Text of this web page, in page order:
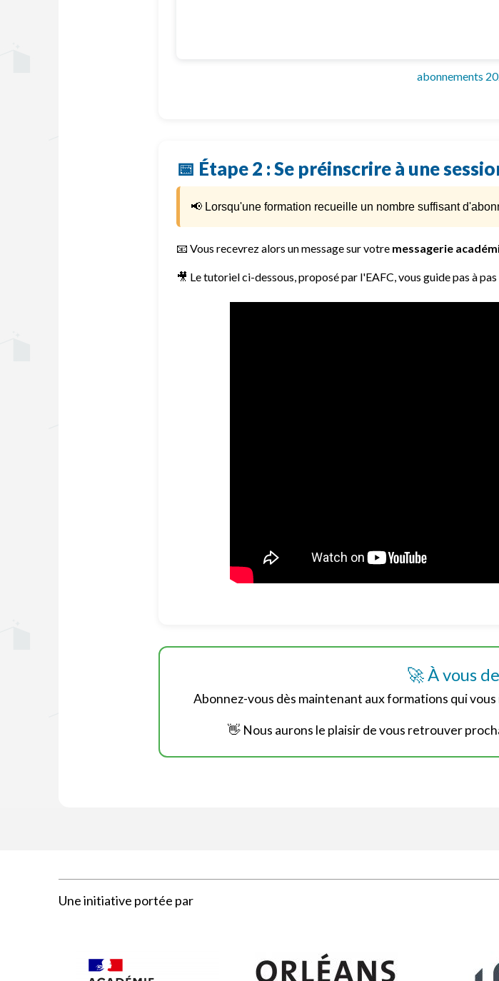
abonnements
📅 Étape 2 : Se préinscrire à une
📢 Lorsqu'une formation recueille un nombre suffisant
📧 Vous recevrez alors un message sur votre messagerie
🎥 Le tutoriel ci-dessous, proposé par l'EAFC, vous guide pas à
🚀 À vous
Abonnez-vous dès maintenant aux formations qui
👋 Nous aurons le plaisir de vous retrouver
Une initiative portée par